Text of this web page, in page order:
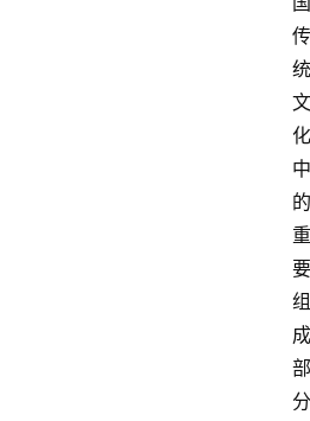
传
统
文
化
中
的
重
要
组
成
部
分